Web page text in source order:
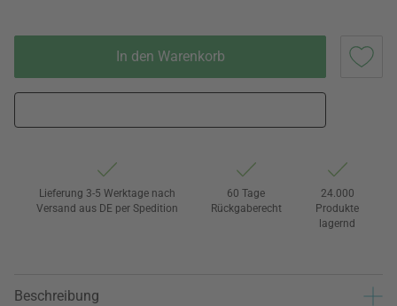
In den Warenkorb
Lieferung 3-5 Werktage nach
Versand aus DE per Spedition
60 Tage
Rückgaberecht
24.000
Produkte
lagernd
Beschreibung